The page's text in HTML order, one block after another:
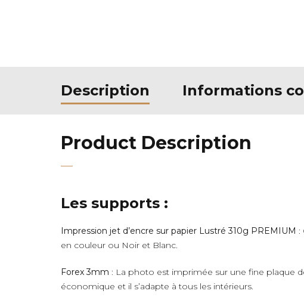
Description Informations
Product Description
Les supports :
Impression jet d’encre sur papier Lustré 310g PREMIUM :
en couleur ou Noir et Blanc.
Forex 3mm : La photo est imprimée sur une fine plaque
économique et il s’adapte à tous les intérieurs.